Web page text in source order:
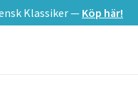
Klassiker —Köp här!